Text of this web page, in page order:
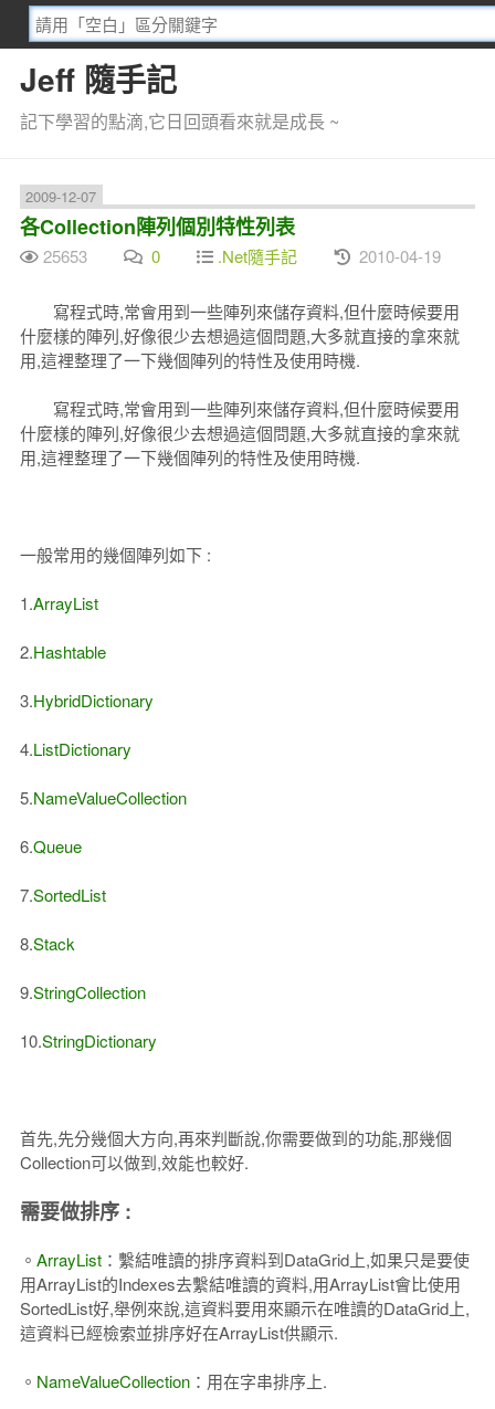
Jeff 隨手記
記下學習的點滴,它日回頭看來就是成長 ~
2009-12-07
各Collection陣列個別特性列表
25653 0 .Net隨手記 2010-04-19
寫程式時,常會用到一些陣列來儲存資料,但什麼時候要用
什麼樣的陣列,好像很少去想過這個問題,大多就直接的拿來就
用,這裡整理了一下幾個陣列的特性及使用時機.
寫程式時,常會用到一些陣列來儲存資料,但什麼時候要用
什麼樣的陣列,好像很少去想過這個問題,大多就直接的拿來就
用,這裡整理了一下幾個陣列的特性及使用時機.
一般常用的幾個陣列如下 :
1.ArrayList
2.Hashtable
3.HybridDictionary
4.ListDictionary
5.NameValueCollection
6.Queue
7.SortedList
8.Stack
9.StringCollection
10.StringDictionary
首先,先分幾個大方向,再來判斷說,你需要做到的功能,那幾個
Collection可以做到,效能也較好.
需要做排序 :
。 ArrayList：繫結唯讀的排序資料到DataGrid上,如果只是要使
用ArrayList的Indexes去繫結唯讀的資料,用ArrayList會比使用
SortedList好,舉例來說,這資料要用來顯示在唯讀的DataGrid上,
這資料已經檢索並排序好在ArrayList供顯示.
。 NameValueCollection：用在字串排序上.